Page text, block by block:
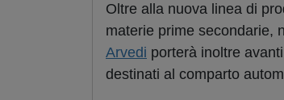
Oltre alla nuova linea di
materie prime secondarie,
Arvedi porterà inoltre
destinati al comparto